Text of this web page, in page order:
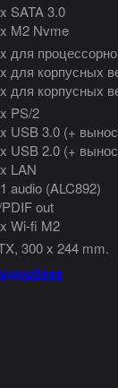
SATA 3.0
M2 Nvme
для
для корпусных
для корпусных
PS/2
USB 3.0 (+
USB 2.0 (+
LAN
audio (ALC892)
out
Wi-fi M2
300 x 244 mm.